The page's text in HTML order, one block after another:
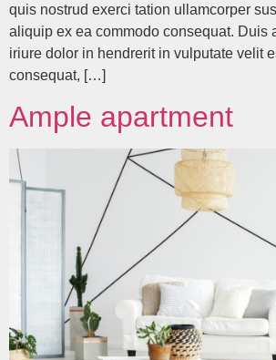
quis nostrud exerci tation ullamcorper
aliquip ex ea commodo consequat. Duis
iriure dolor in hendrerit in vulputate velit
consequat, […]
Ample apartment